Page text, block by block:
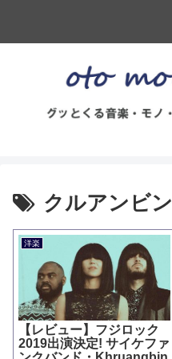
クルアンビン
洋楽
【レビュー】フジロック
2019出演決定! サイケファ